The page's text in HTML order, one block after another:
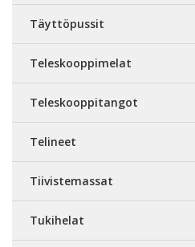
Täyttöpussit
Teleskooppimelat
Teleskooppitangot
Telineet
Tiivistemassat
Tukihelat